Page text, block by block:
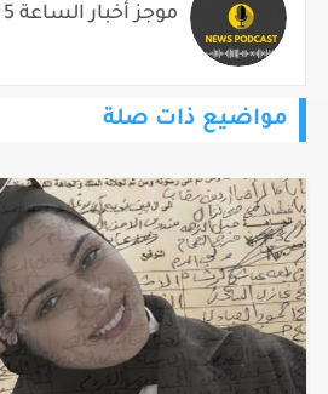
موجز أخبار الساعة 5 م 2026/08/06
مواضيع ذات صلة